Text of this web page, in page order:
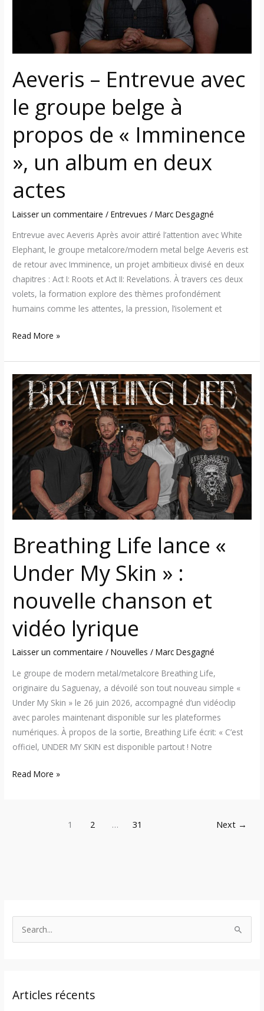
Aeveris – Entrevue avec
le groupe belge à
propos de « Imminence
», un album en deux
actes
Laisser un commentaire /Entrevues /Marc Desgagné
Entrevue avec Aeveris Après avoir attiré l’attention avec White
Elephant, le groupe metalcore/modern metal belge Aeveris est
de retour avec Imminence, un projet ambitieux divisé en deux
chapitres : Act I: Roots et Act II: Revelations. À travers ces deux
volets, la formation explore des thèmes profondément
humains comme les attentes, la pression, l’isolement et
Imminence
un
album
en
deux
actes
Read More »
Breathing Life lance «
Under My Skin » :
nouvelle chanson et
vidéo lyrique
Laisser un commentaire /Nouvelles /Marc Desgagné
Le groupe de modern metal/metalcore Breathing Life,
originaire du Saguenay, a dévoilé son tout nouveau simple «
Under My Skin » le 26 juin 2026, accompagné d’un vidéoclip
avec paroles maintenant disponible sur les plateformes
numériques. À propos de la sortie, Breathing Life écrit: « C’est
officiel, UNDER MY SKIN est disponible partout ! Notre
Breathing
Life
lance
«
Under
My
Skin
nouvelle
et
lyrique
Read More »
1 2 … 31 Next →
c
Articles récents